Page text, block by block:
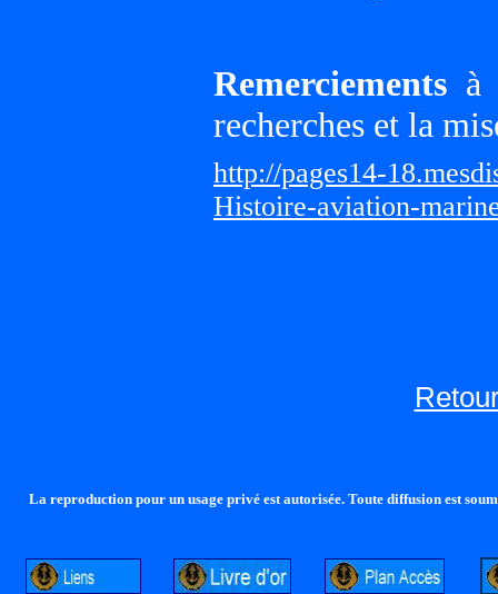
Remerciements à
recherches et la
http://pages14-
Histoire-aviation-
La reproduction pour un usage privé est autorisée. Toute diffusion est